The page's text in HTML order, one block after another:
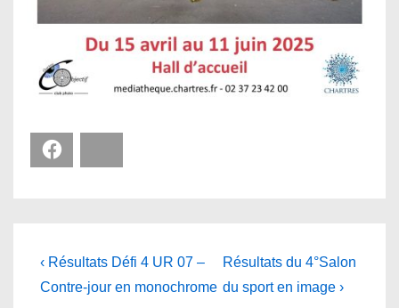
Navigation
de
Previous
Post
‹ Résultats Défi 4 UR 07 –
Contre-jour en monochrome
Next
Post
Résultats du 4°Salon
du sport en image ›